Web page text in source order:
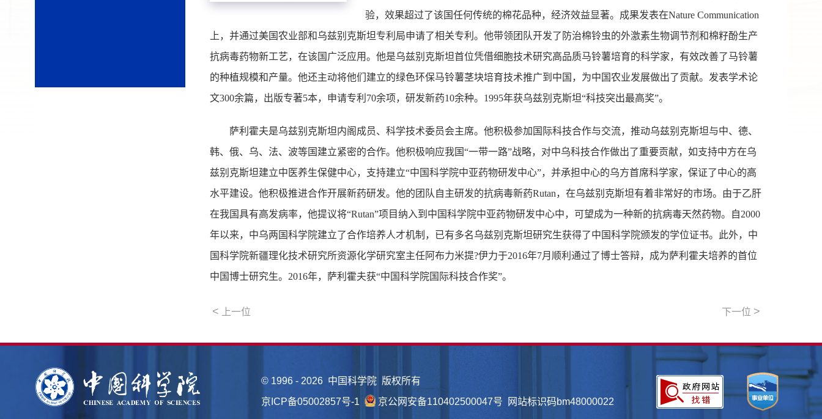
验，效果超过了该国任何传统的棉花品种，经济效益显著。成果发表在Nature Communication
上，并通过美国农业部和乌兹别克斯坦专利局申请了相关专利。他带领团队开发了防治棉铃虫的外激素生物调节剂和棉籽酚生产
抗病毒药物新工艺，在该国广泛应用。他是乌兹别克斯坦首位凭借细胞技术研究高品质马铃薯培育的科学家，有效改善了马铃薯
的种植规模和产量。他还主动将他们建立的绿色环保马铃薯茎块培育技术推广到中国，为中国农业发展做出了贡献。发表学术论
文300余篇，出版专著5本，申请专利70余项，研发新药10余种。1995年获乌兹别克斯坦“科技突出最高奖”。
萨利霍夫是乌兹别克斯坦内阁成员、科学技术委员会主席。他积极参加国际科技合作与交流，推动乌兹别克斯坦与中、德、
韩、俄、乌、法、波等国建立紧密的合作。他积极响应我国“一带一路”战略，对中乌科技合作做出了重要贡献，如支持中方在乌
兹别克斯坦建立中医养生保健中心，支持建立“中国科学院中亚药物研发中心”，并承担中心的乌方首席科学家，保证了中心的高
水平建设。他积极推进合作开展新药研发。他的团队自主研发的抗病毒新药Rutan，在乌兹别克斯坦有着非常好的市场。由于乙肝
在我国具有高发病率，他提议将“Rutan”项目纳入到中国科学院中亚药物研发中心中，可望成为一种新的抗病毒天然药物。自2000
年以来，中乌两国科学院建立了合作培养人才机制，已有多名乌兹别克斯坦研究生获得了中国科学院颁发的学位证书。此外，中
国科学院新疆理化技术研究所资源化学研究室主任阿布力米提?伊力于2016年7月顺利通过了博士答辩，成为萨利霍夫培养的首位
中国博士研究生。2016年，萨利霍夫获“中国科学院国际科技合作奖”。
< 上一位 下一位 >
© 1996 - 2026 中国科学院 版权所有
京ICP备05002857号-1
京公网安备110402500047号 网站标识码bm48000022